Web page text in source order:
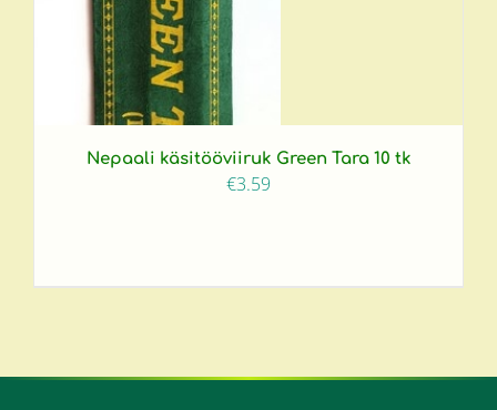
Nepaali käsitööviiruk Green Tara 10 tk
€3.59